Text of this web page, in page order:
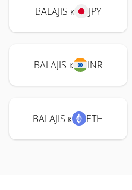
BALAJIS к JPY
BALAJIS к INR
BALAJIS к ETH